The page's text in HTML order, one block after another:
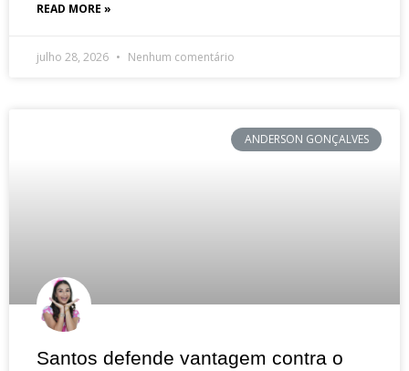
READ MORE »
julho 28, 2026 Nenhum comentário
ANDERSON GONÇALVES
Santos defende vantagem contra o